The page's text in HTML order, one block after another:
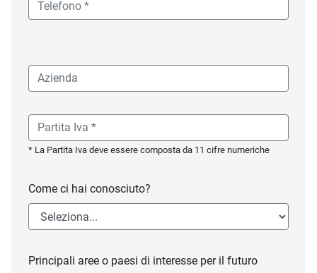
* La Partita Iva deve essere composta da 11 cifre numeriche
Come ci hai conosciuto?
Principali aree o paesi di interesse per il futuro